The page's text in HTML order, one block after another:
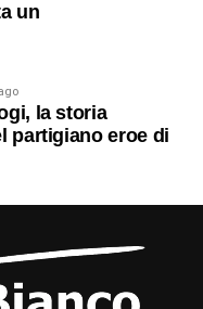
un
la storia
partigiano eroe di